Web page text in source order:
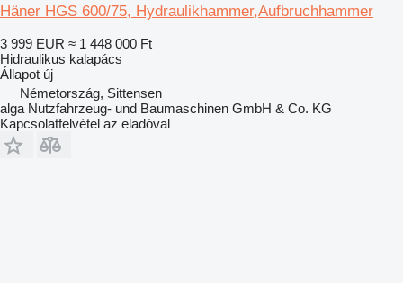
Häner HGS 600/75, Hydraulikhammer,Aufbruchhammer
3 999 EUR ≈ 1 448 000 Ft
Hidraulikus kalapács
Állapot új
Németország, Sittensen
alga Nutzfahrzeug- und Baumaschinen GmbH & Co. KG
Kapcsolatfelvétel az eladóval